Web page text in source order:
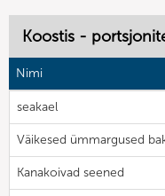
Koostis -
Nimi
seakael
Väikesed ümmargused
Kanakoivad seened